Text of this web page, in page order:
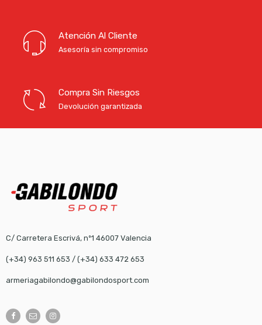
Atención Al Cliente
Asesoría sin compromiso
Compra Sin Riesgos
Devolución garantizada
C/ Carretera Escrivá, nº1 46007 Valencia
(+34) 963 511 653 / (+34) 633 472 653
armeriagabilondo@gabilondosport.com